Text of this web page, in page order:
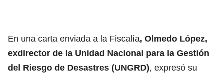
En una carta enviada a la Fiscalía, Olmedo López,
exdirector de la Unidad Nacional para la Gestión
del Riesgo de Desastres (UNGRD), expresó su